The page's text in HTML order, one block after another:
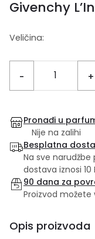
Givenchy
Veličina:
- +
Pronađi u
Nije na zalihi
Besplatna
Na sve narudžbe
dostava iznosi 10
90 dana za
Proizvod
Opis proizvoda